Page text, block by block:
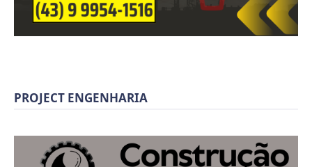
PROJECT ENGENHARIA